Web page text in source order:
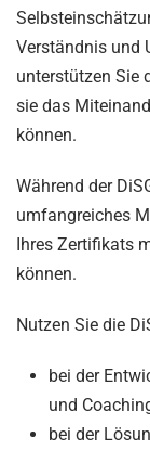
Verständnis und
unterstützen Sie
sie das
können.
Während der
umfangreiches
Ihres Zertifikats
können.
Nutzen Sie die
bei der
und
bei der